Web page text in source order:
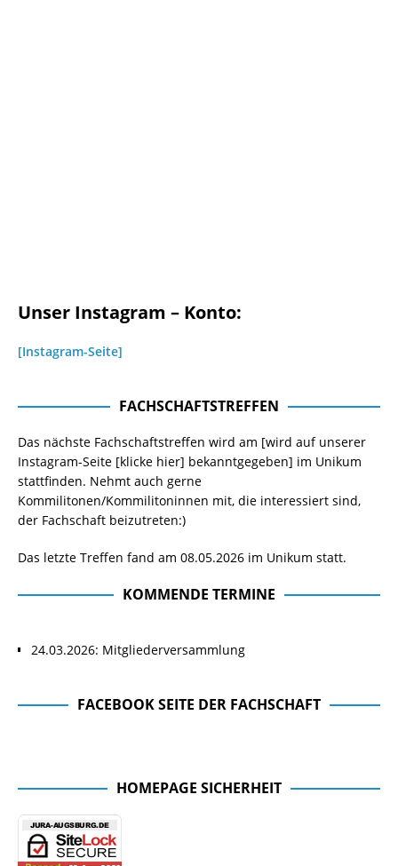
Unser Instagram – Konto:
[Instagram-Seite]
FACHSCHAFTSTREFFEN
Das nächste Fachschaftstreffen wird am [wird auf unserer
Instagram-Seite [klicke hier] bekanntgegeben] im Unikum
stattfinden. Nehmt auch gerne
Kommilitonen/Kommilitoninnen mit, die interessiert sind,
der Fachschaft beizutreten:)
Das letzte Treffen fand am 08.05.2026 im Unikum statt.
KOMMENDE TERMINE
24.03.2026: Mitgliederversammlung
FACEBOOK SEITE DER FACHSCHAFT
HOMEPAGE SICHERHEIT